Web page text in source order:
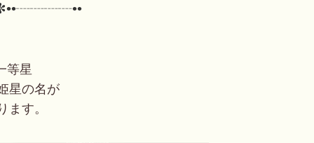
等星
星の名が
ます。